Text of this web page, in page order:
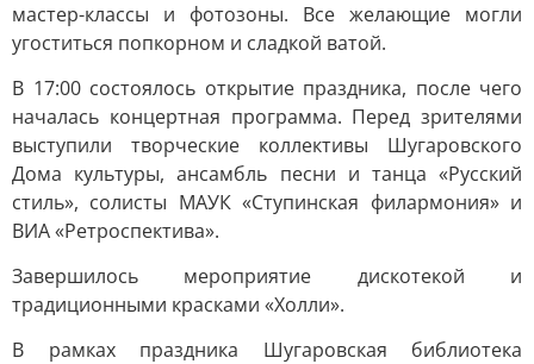
мастер-классы и фотозоны. Все желающие могли
угоститься попкорном и сладкой ватой.
В 17:00 состоялось открытие праздника, после чего
началась концертная программа. Перед зрителями
выступили творческие коллективы Шугаровского
Дома культуры, ансамбль песни и танца «Русский
стиль», солисты МАУК «Ступинская филармония» и
ВИА «Ретроспектива».
Завершилось мероприятие дискотекой и
традиционными красками «Холли».
В рамках праздника Шугаровская библиотека